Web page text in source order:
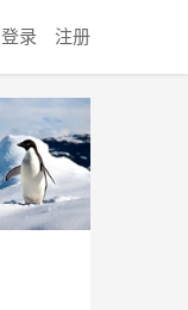
登录 注册